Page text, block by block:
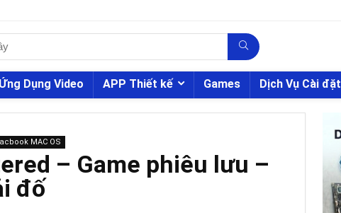
Dụng Video APP Thiết kế Games Dịch Vụ Cài đặt
MAC OS
– Game phiêu lưu –
đố